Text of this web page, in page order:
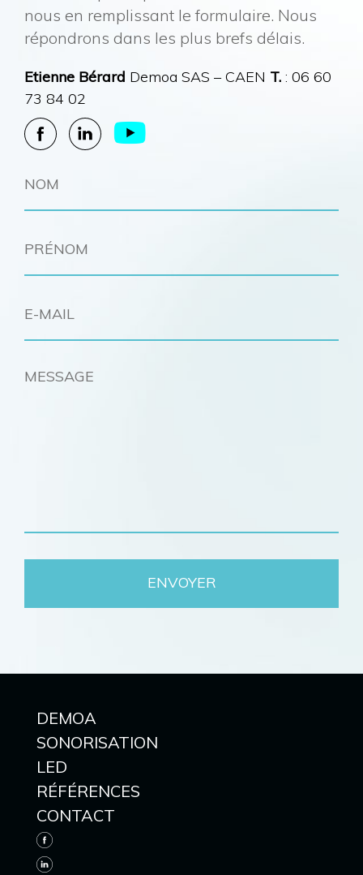
nous en remplissant le formulaire. Nous
répondrons dans les plus brefs délais.
Etienne Bérard Demoa SAS – CAEN T. : 06 60
73 84 02
DEMOA
SONORISATION
LED
RÉFÉRENCES
CONTACT